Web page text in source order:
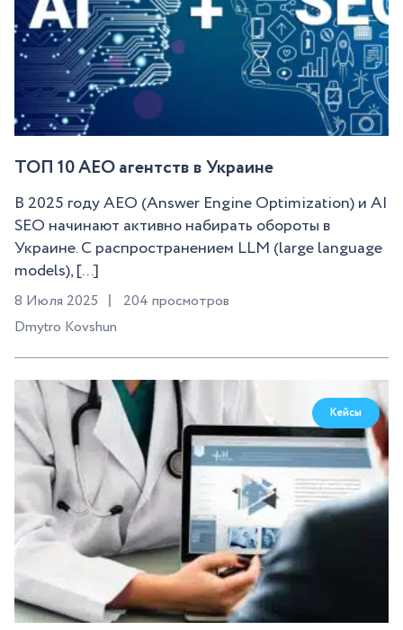
ТОП 10 AEO агентств в Украине
В 2025 году AEO (Answer Engine Optimization) и AI
SEO начинают активно набирать обороты в
Украине. С распространением LLM (large language
models), [...]
8 Июля 2025
204 просмотров
Dmytro Kovshun
Кейсы